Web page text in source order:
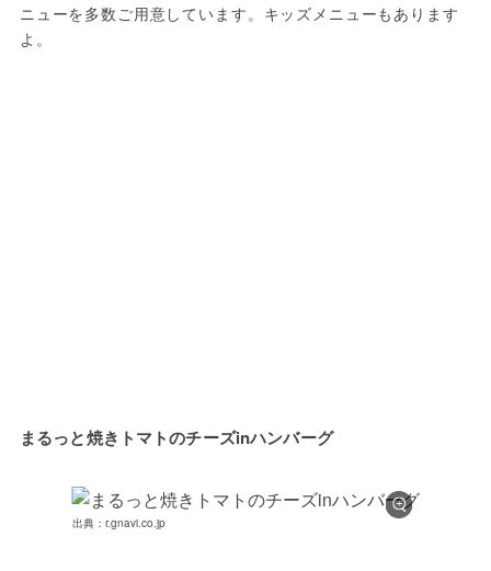
ニューを多数ご用意しています。キッズメニューもあります
よ。
まるっと焼きトマトのチーズinハンバーグ
出典：r.gnavi.co.jp